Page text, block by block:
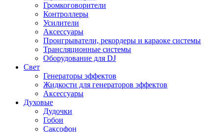
Громкоговорители
Контроллеры
Усилители
Аксессуары
Проигрыватели, рекордеры и караоке системы
Трансляционные системы
Оборудование для DJ
Свет
Генераторы эффектов
Жидкости для генераторов эффектов
Аксессуары
Духовые
Дудочки
Гобои
Саксофон